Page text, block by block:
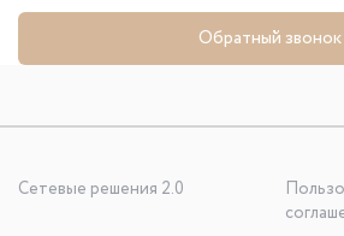
Обратный звонок
Сетевые решения 2.0